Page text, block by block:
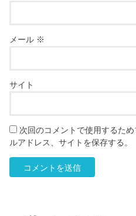
メール ※
サイト
次回のコメントで使用するた
ルアドレス、サイトを保存する。